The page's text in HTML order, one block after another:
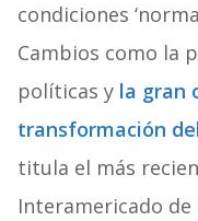
condiciones
Cambios como la
políticas y la gran
transformación
titula el más
Interamericado de